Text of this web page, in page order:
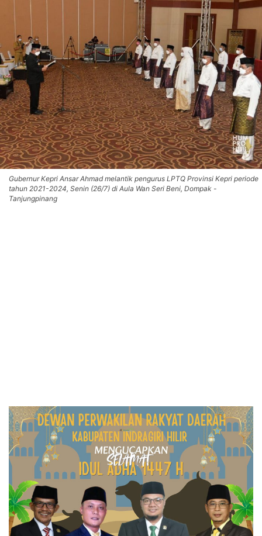
Gubernur Kepri Ansar Ahmad melantik pengurus LPTQ Provinsi Kepri periode
tahun 2021-2024, Senin (26/7) di Aula Wan Seri Beni, Dompak -
Tanjungpinang